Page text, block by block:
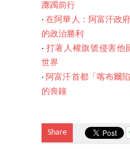
躑躅前行
‧在阿華人：阿富汗政
的政治勝利
‧ 打著人權旗號侵害他
世界
‧ 阿富汗首都「喀布爾
的喪鐘
Share